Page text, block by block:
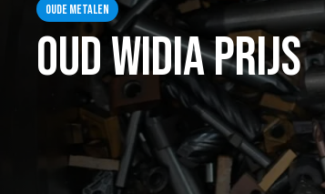
Katalysator recycling
Containerservice
Oude metalen
Oud widia prijs